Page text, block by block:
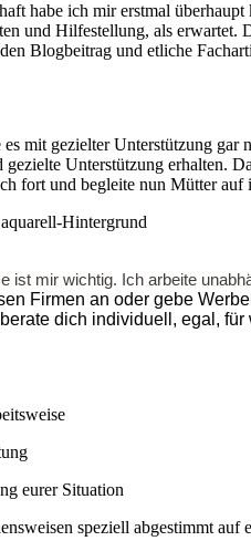
habe ich mir erstmal
und Hilfestellung, als erwartet.
Blogbeitrag und etliche
mit gezielter Unterstützung gar
gezielte Unterstützung
fort und begleite nun Mütter
ist mir wichtig. Ich arbeite
Firmen an oder gebe
dich individuell, egal,
eurer Situation
speziell abgestimmt auf